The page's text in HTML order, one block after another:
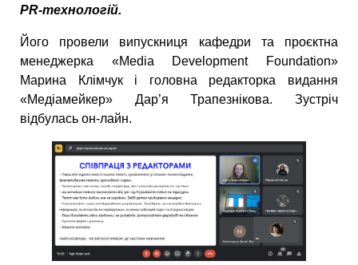
PR-технологій.
Його провели випускниця кафедри та проєктна
менеджерка «Media Development Foundation»
Марина Клімчук і головна редакторка видання
«Медіамейкер» Дар’я Трапезнікова. Зустріч
відбулась он-лайн.